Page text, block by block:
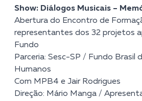
Show: Diálogos Musicais –
Abertura do Encontro de
representantes dos 32 projetos
Fundo
Parceria: Sesc-SP / Fundo Brasil
Humanos
Com MPB4 e Jair Rodrigues
Direção: Mário Manga /